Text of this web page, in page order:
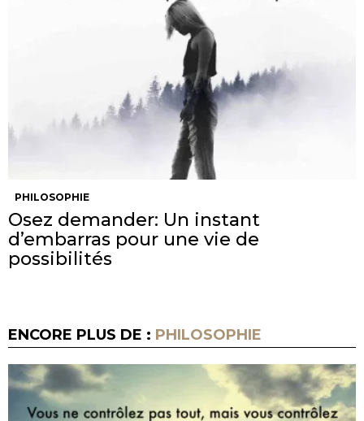
PHILOSOPHIE
Osez demander: Un instant
d’embarras pour une vie de
possibilités
ENCORE PLUS DE : PHILOSOPHIE